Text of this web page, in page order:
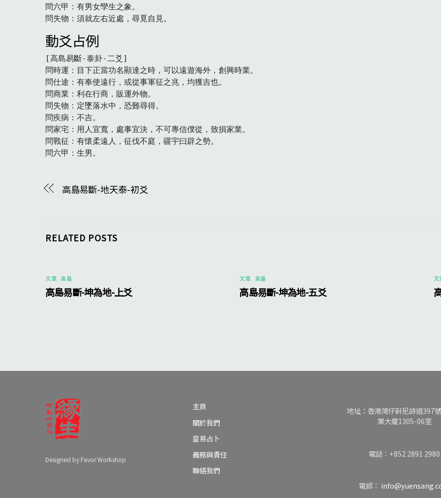
問六甲：有男女孿生之象。
問失物：須就左右近處，尋覓自見。
動爻占例
[高島易斷-泰卦-二爻]
問時運：目下正當功名顯達之時，可以遠遊海外，創興時業。
問仕途：有奉使遠行，或從事軍征之兆，均獲吉也。
問商業：利在行商，販運外物。
問失物：定墜落水中，恐難尋得。
問疾病：不吉。
問家宅：用人宜寬，處事宜決，不可專信僕從，致損家業。
問戰征：有懷柔遠人，征伐不庭，疆宇曰辟之勢。
問六甲：生男。
高島易斷-地天泰-初爻
RELATED POSTS
文章 高島
高島易斷-坤為地-上爻
文章 高島
高島易斷-坤為地-五爻
文
Designed by Favor Workshop
主頁
關於我們
皇易占卜
義務與責任
聯絡我們
地址：香港灣仔軒尼詩道397
業大廈1305-06室
電話：+852 2891 2980
電郵：